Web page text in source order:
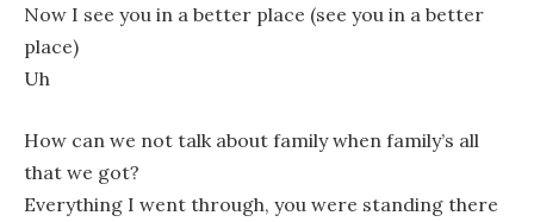
Now I see you in a better place (see you in a better
place)
Uh
How can we not talk about family when family’s all
that we got?
Everything I went through, you were standing there